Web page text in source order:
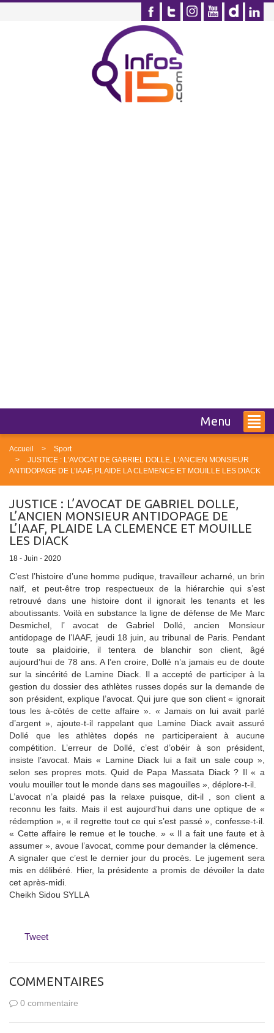
Menu
Accueil
Sport
JUSTICE : L’AVOCAT DE GABRIEL DOLLE, L’ANCIEN MONSIEUR
ANTIDOPAGE DE L’IAAF, PLAIDE LA CLEMENCE ET MOUILLE LES DIACK
JUSTICE : L’AVOCAT DE GABRIEL DOLLE,
L’ANCIEN MONSIEUR ANTIDOPAGE DE
L’IAAF, PLAIDE LA CLEMENCE ET MOUILLE
LES DIACK
18 - Juin - 2020
C’est l’histoire d’une homme pudique, travailleur acharné, un brin
naïf, et peut-être trop respectueux de la hiérarchie qui s’est
retrouvé dans une histoire dont il ignorait les tenants et les
aboutissants. Voilà en substance la ligne de défense de Me Marc
Desmichel, l’ avocat de Gabriel Dollé, ancien Monsieur
antidopage de l’IAAF, jeudi 18 juin, au tribunal de Paris. Pendant
toute sa plaidoirie, il tentera de blanchir son client, âgé
aujourd’hui de 78 ans. A l’en croire, Dollé n’a jamais eu de doute
sur la sincérité de Lamine Diack. Il a accepté de participer à la
gestion du dossier des athlètes russes dopés sur la demande de
son président, explique l’avocat. Qui jure que son client « ignorait
tous les à-côtés de cette affaire ». « Jamais on lui avait parlé
d’argent », ajoute-t-il rappelant que Lamine Diack avait assuré
Dollé que les athlètes dopés ne participeraient à aucune
compétition. L’erreur de Dollé, c’est d’obéir à son président,
insiste l’avocat. Mais « Lamine Diack lui a fait un sale coup »,
selon ses propres mots. Quid de Papa Massata Diack ? Il « a
voulu mouiller tout le monde dans ses magouilles », déplore-t-il.
L’avocat n’a plaidé pas la relaxe puisque, dit-il , son client a
reconnu les faits. Mais il est aujourd’hui dans une optique de «
rédemption », « il regrette tout ce qui s’est passé », confesse-t-il.
« Cette affaire le remue et le touche. » « Il a fait une faute et à
assumer », avoue l’avocat, comme pour demander la clémence.
A signaler que c’est le dernier jour du procès. Le jugement sera
mis en délibéré. Hier, la présidente a promis de dévoiler la date
cet après-midi.
Cheikh Sidou SYLLA
Tweet
COMMENTAIRES
0 commentaire